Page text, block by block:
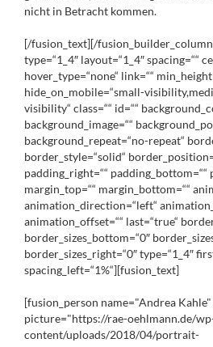
nicht in Betracht kommen.
[/fusion_text][/
type=“1_4″ layout=“1_4″ spacing=““
hover_type=“none“ link=““
hide_on_mobile=“small-
visibility“ class=““ id=““
background_image=““
background_repeat=“no-repeat“
border_style=“solid“
padding_right=““ padding_bottom=““
margin_top=““ margin_bottom=““
animation_direction=“left“
animation_offset=““ last=“true“
border_sizes_bottom=“0″
border_sizes_right=“0″ type=“1_4″
spacing_left=“1%“][fusion_text]
[fusion_person name="Andrea
picture="https://rae-oehlmann.de/
content/uploads/2018/04/portrait-